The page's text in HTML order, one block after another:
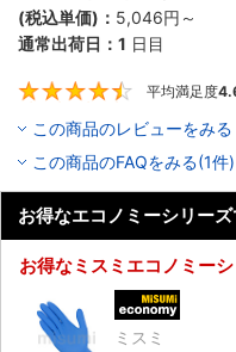
(税込単価)： 5,046円 ～
通常出荷日： 1 日目
平均満足度
この商品のレビューをみる
この商品のFAQをみる(1件)
お得なエコノミーシリー
お得なミスミエコノミー
ミスミ